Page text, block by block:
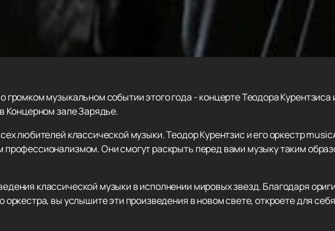
музыкальном событии этого года - концерте Теодора Курентзиса
Концерном зале Зарядье.
любителей классической музыки. Теодор Курентзис и его оркестр
Они смогут раскрыть перед вами музыку таким
классической музыки в исполнении мировых звезд. Благодаря
оркестра, вы услышите эти произведения в новом свете, откроете для